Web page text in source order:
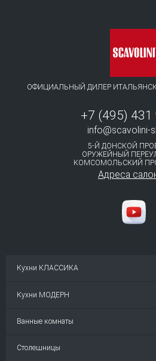
ОФИЦИАЛЬНЫЙ ДИЛЕР
+7 (495) 431
info@scavolini-
5-Й ДОНСКОЙ
ОРУЖЕЙНЫЙ
КОМСОМОЛЬСКИЙ
Адреса
Кухни КЛАССИКА
Кухни МОДЕРН
Ванные комнаты
Столешницы